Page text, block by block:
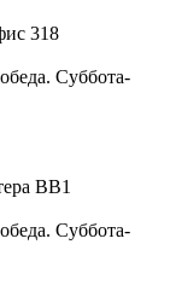
318
Суббота-
ВВ1
Суббота-